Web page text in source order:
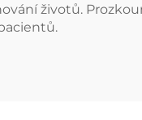
životů.